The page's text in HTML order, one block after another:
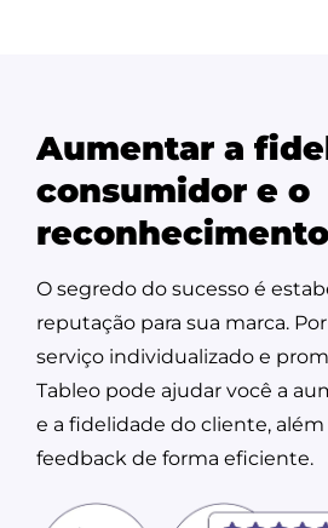
Aumentar a
consumidor e o
O segredo do sucesso é
reputação para sua marca.
serviço individualizado e
Tableo pode ajudar você a
e a fidelidade do cliente,
feedback de forma eficiente.